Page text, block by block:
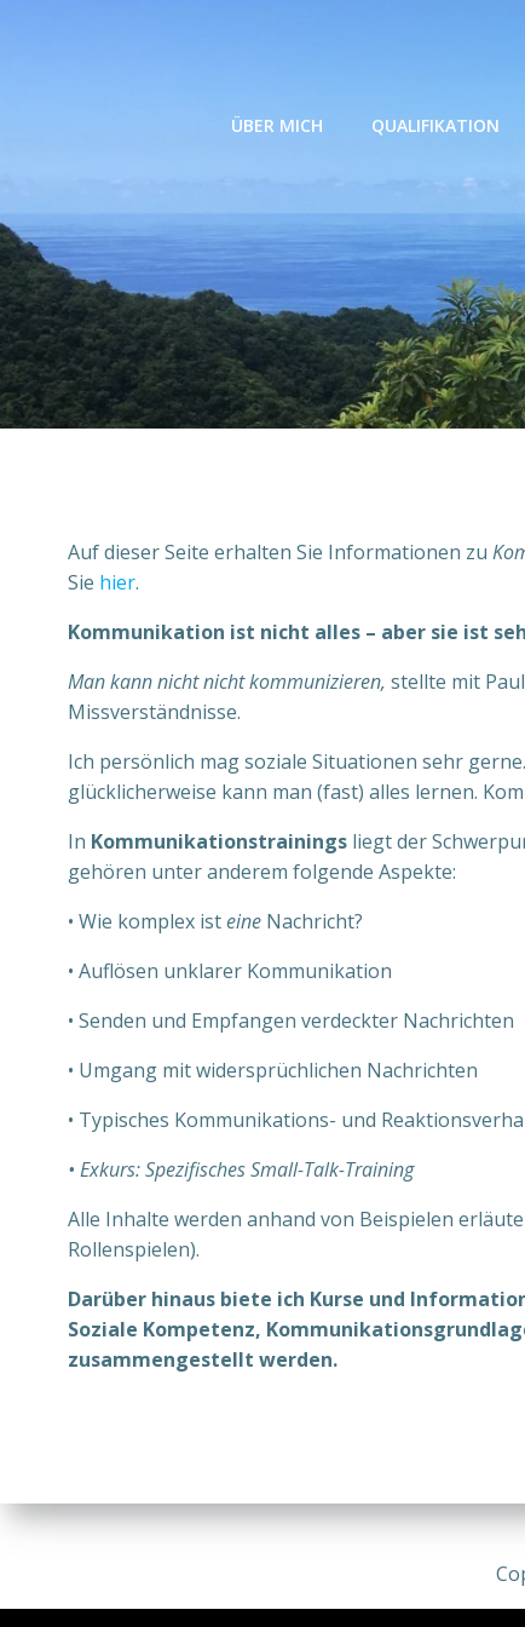
ÜBER MICH QUALIFIKATION
Auf dieser Seite erhalten Sie Informationen zu
Sie hier.
Kommunikation ist nicht alles – aber sie ist
Man kann nicht nicht kommunizieren, stellte mit
Missverständnisse.
Ich persönlich mag soziale Situationen sehr
glücklicherweise kann man (fast) alles lernen.
In Kommunikationstrainings liegt der
gehören unter anderem folgende Aspekte:
• Wie komplex isteine Nachricht?
• Auflösen unklarer Kommunikation
• Senden und Empfangen verdeckter Nachrichten
• Umgang mit widersprüchlichen Nachrichten
• Typisches Kommunikations- und
• Exkurs: Spezifisches Small-Talk-Training
Alle Inhalte werden anhand von Beispielen
Rollenspielen).
Darüber hinaus biete ich Kurse und
Soziale Kompetenz,
zusammengestellt werden.